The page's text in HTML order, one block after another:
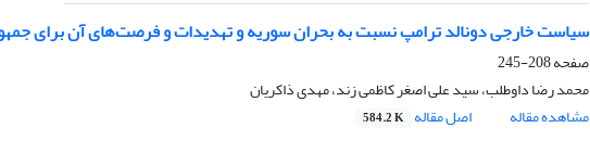
سیاست خارجی دونالد ترامپ نسبت به بحران سوریه و تهدیدات و فرصت‌های آن برای
صفحه208-245
محمد رضا داوطلب، سید علی اصغر کاظمی زند، مهدی ذاکریان
مشاهده مقاله
اصل مقاله 584.2 K